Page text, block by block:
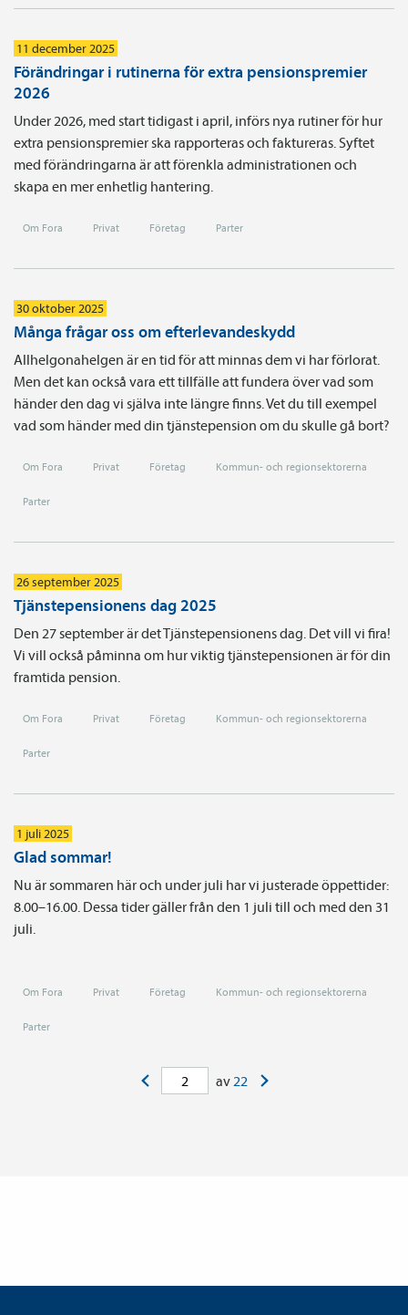
11 december 2025
Förändringar i rutinerna för extra pensionspremier
2026
Under 2026, med start tidigast i april, införs nya rutiner för hur
extra pensionspremier ska rapporteras och faktureras. Syftet
med förändringarna är att förenkla administrationen och
skapa en mer enhetlig hantering.
Om Fora Privat Företag Parter
30 oktober 2025
Många frågar oss om efterlevandeskydd
Allhelgonahelgen är en tid för att minnas dem vi har förlorat.
Men det kan också vara ett tillfälle att fundera över vad som
händer den dag vi själva inte längre finns. Vet du till exempel
vad som händer med din tjänstepension om du skulle gå bort?
Om Fora Privat Företag Kommun- och regionsektorerna
Parter
26 september 2025
Tjänstepensionens dag 2025
Den 27 september är det Tjänstepensionens dag. Det vill vi fira!
Vi vill också påminna om hur viktig tjänstepensionen är för din
framtida pension.
Om Fora Privat Företag Kommun- och regionsektorerna
Parter
1 juli 2025
Glad sommar!
Nu är sommaren här och under juli har vi justerade öppettider:
8.00–16.00. Dessa tider gäller från den 1 juli till och med den 31
juli.
Om Fora Privat Företag Kommun- och regionsektorerna
Parter
av22